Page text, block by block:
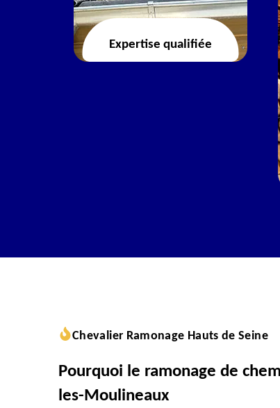
Expertise qualifiée
Chevalier Ramonage Hauts de Seine
Pourquoi le ramonage de
les-Moulineaux